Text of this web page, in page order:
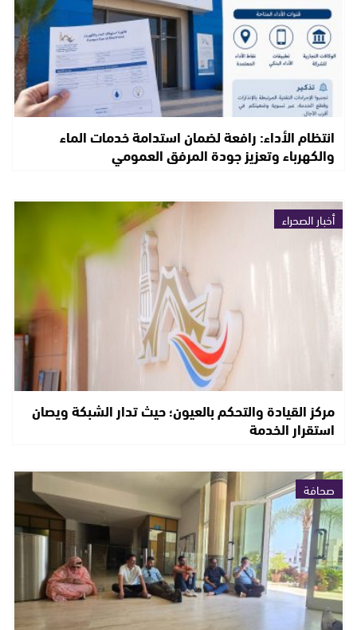
انتظام الأداء: رافعة لضمان استدامة خدمات الماء
والكهرباء وتعزيز جودة المرفق العمومي
أخبار الصحراء
مركز القيادة والتحكم بالعيون؛ حيث تدار الشبكة ويصان
استقرار الخدمة
صحافة